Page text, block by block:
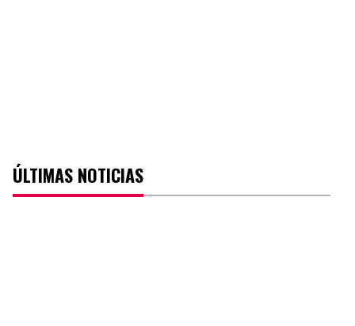
ÚLTIMAS NOTICIAS